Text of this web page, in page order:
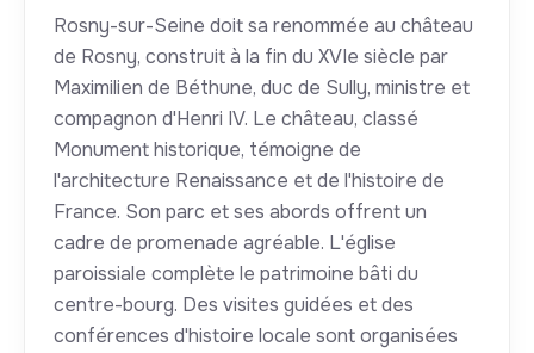
Rosny-sur-Seine doit sa renommée au château
de Rosny, construit à la fin du XVIe siècle par
Maximilien de Béthune, duc de Sully, ministre et
compagnon d'Henri IV. Le château, classé
Monument historique, témoigne de
l'architecture Renaissance et de l'histoire de
France. Son parc et ses abords offrent un
cadre de promenade agréable. L'église
paroissiale complète le patrimoine bâti du
centre-bourg. Des visites guidées et des
conférences d'histoire locale sont organisées